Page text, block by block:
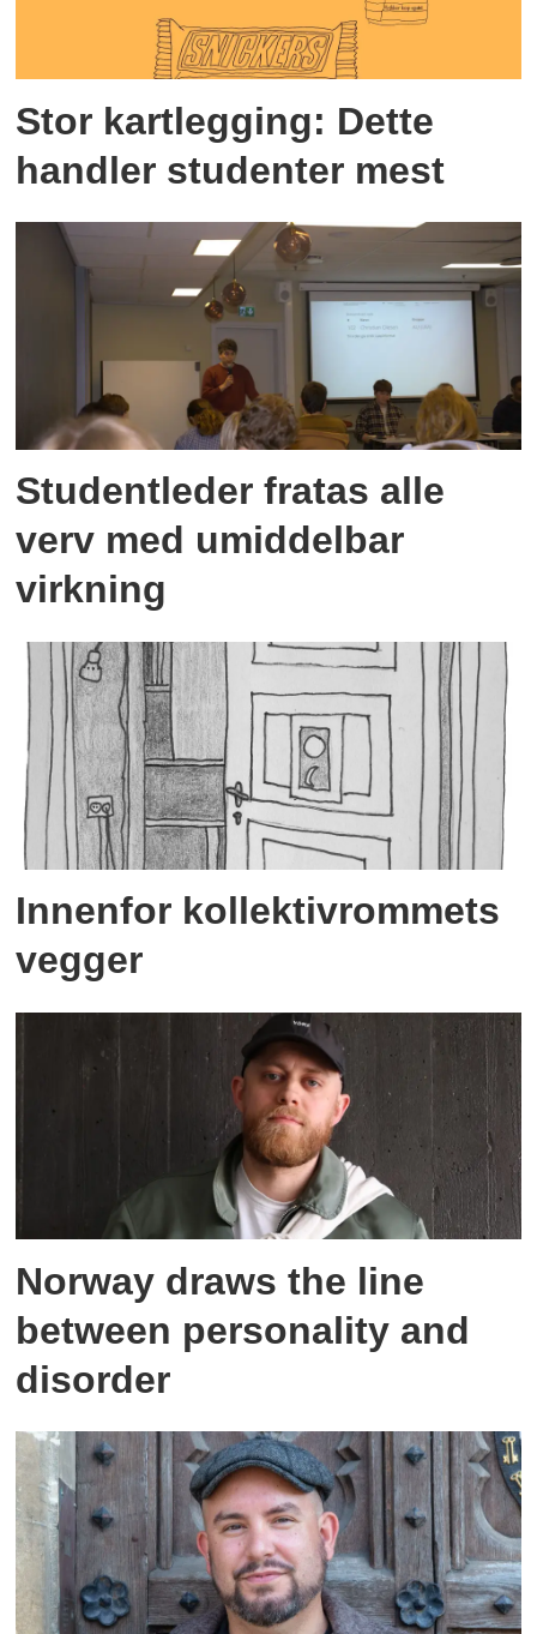
Stor kartlegging: Dette
handler studenter mest
Studentleder fratas alle
verv med umiddelbar
virkning
Innenfor kollektivrommets
vegger
Norway draws the line
between personality and
disorder